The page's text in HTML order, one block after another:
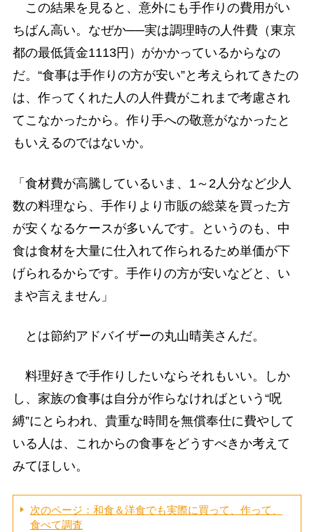
この結果を見ると、意外にも手作りの費用がい
ちばん高い。なぜか──実は調理時の人件費（東京
都の最低賃金1113円）がかかっているからなの
だ。“食事は手作りの方が安い”と考えられてきたの
は、作ってくれた人の人件費がこれまで考慮され
てこなかったから。作り手への敬意がなかったと
もいえるのではないか。
「食材費が高騰しているいま、1～2人分など少人
数の料理なら、手作りより市販の総菜を買った方
が安くなるケースが多いんです。というのも、中
食は食材を大量に仕入れて作られるため単価が下
げられるからです。手作りの方が安いなどと、い
まや言えません」
とは節約アドバイザーの丸山晴美さんだ。
料理好きで手作りしたいならそれもいい。しか
し、家族の食事は自分が作らなければという“呪
縛”にとらわれ、貴重な時間を無償奉仕に費やして
いる人は、これからの食事をどうすべきか考えて
みてほしい。
次のページ：和食＆洋食でも実際に買って、作って、
食べて調査